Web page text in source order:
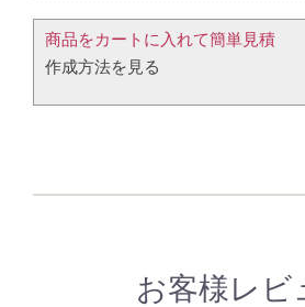
商品をカートに入れて簡単見積​
作成方法を見る​​
お客様レビ